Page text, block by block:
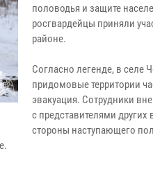
половодья и защите
росгвардейцы приняли
районе.
Согласно легенде, в селе
придомовые территории
эвакуация. Сотрудники
с представителями
стороны наступающего